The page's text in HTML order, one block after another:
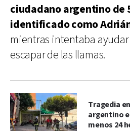
ciudadano argentino de
identificado como
mientras intentaba
escapar de las llamas.
Tragedia
argentino
menos 24